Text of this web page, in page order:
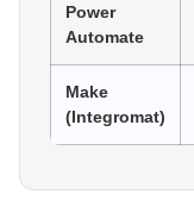
Power
Automate
Make
(Integromat)